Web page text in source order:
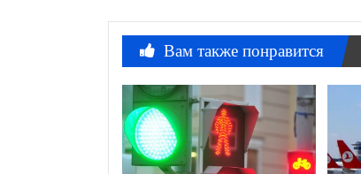
Вам также понравится